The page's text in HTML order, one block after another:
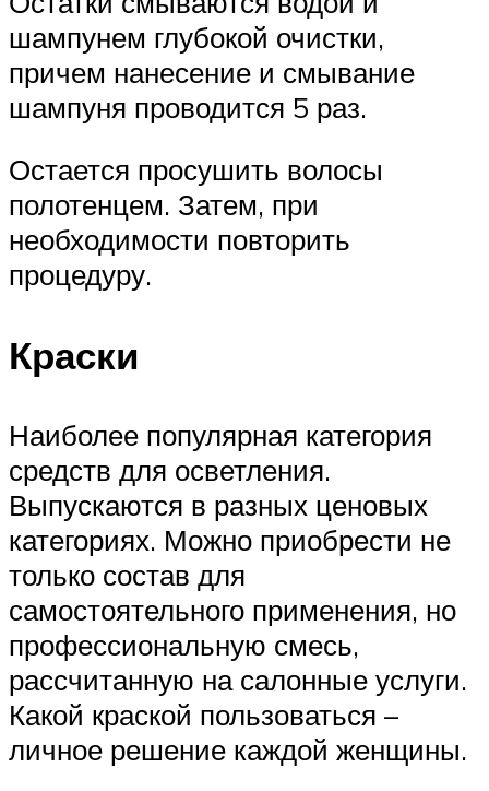
шампунем глубокой очистки,
причем нанесение и смывание
шампуня проводится 5 раз.
Остается просушить волосы
полотенцем. Затем, при
необходимости повторить
процедуру.
Краски
Наиболее популярная категория
средств для осветления.
Выпускаются в разных ценовых
категориях. Можно приобрести не
только состав для
самостоятельного применения, но
профессиональную смесь,
рассчитанную на салонные услуги.
Какой краской пользоваться –
личное решение каждой женщины.